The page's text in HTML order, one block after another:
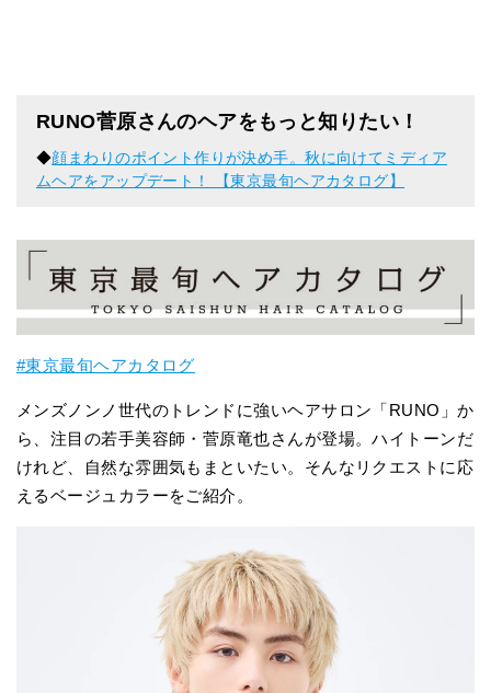
RUNO菅原さんのヘアをもっと知りたい！
◆顔まわりのポイント作りが決め手。秋に向けてミディア
ムヘアをアップデート！ 【東京最旬ヘアカタログ】
#東京最旬ヘアカタログ
メンズノンノ世代のトレンドに強いヘアサロン「RUNO」か
ら、注目の若手美容師・菅原竜也さんが登場。ハイトーンだ
けれど、自然な雰囲気もまといたい。そんなリクエストに応
えるベージュカラーをご紹介。